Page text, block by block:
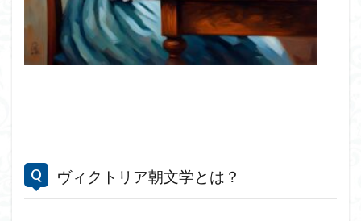
ヴィクトリア朝文学とは？